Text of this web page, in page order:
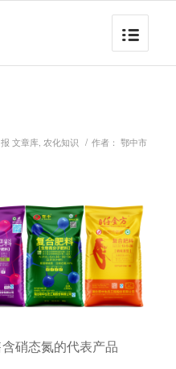
报 文章库, 农化知识 / 作者： 鄂中市
硝态氮的代表产品